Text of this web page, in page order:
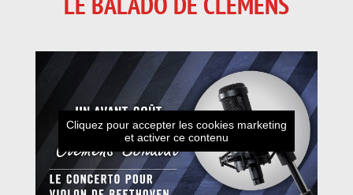
Cliquez pour accepter les cookies marketing
et activer ce contenu